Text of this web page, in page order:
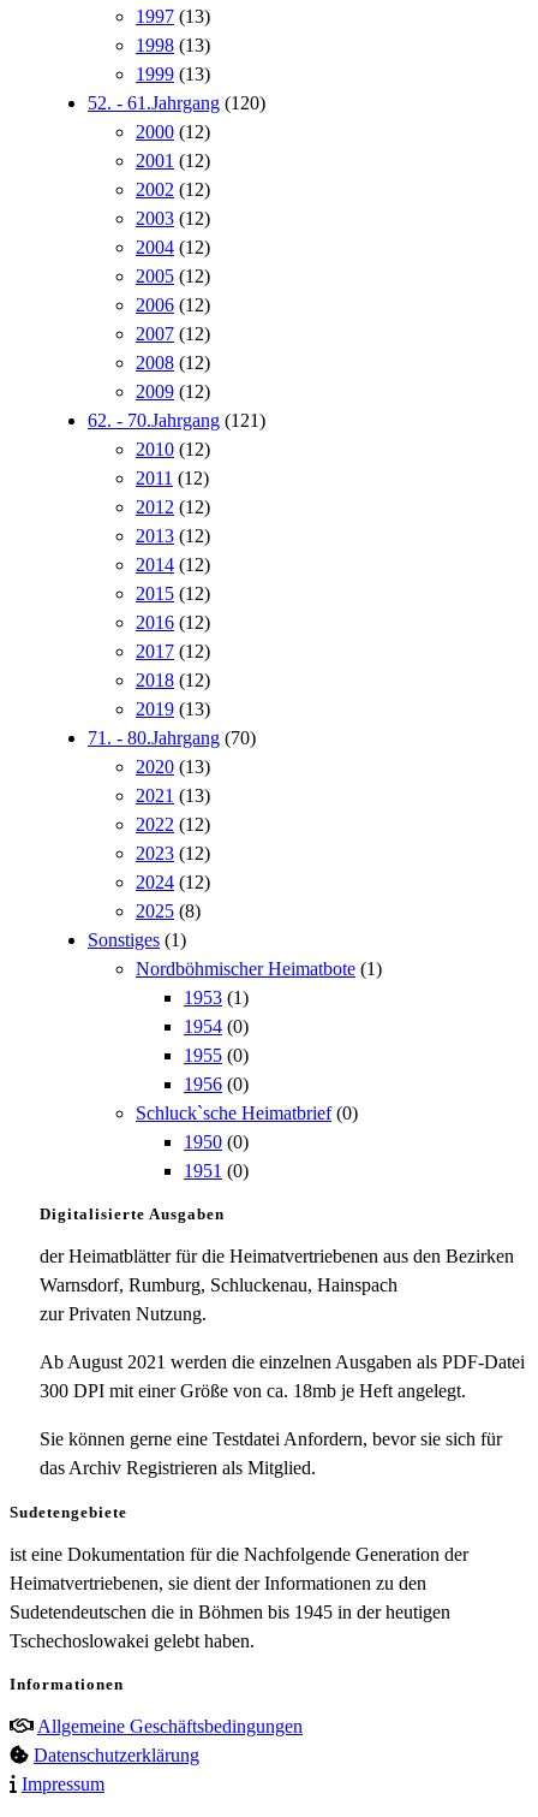
1997 (13)
1998 (13)
1999 (13)
52. - 61.Jahrgang (120)
2000 (12)
2001 (12)
2002 (12)
2003 (12)
2004 (12)
2005 (12)
2006 (12)
2007 (12)
2008 (12)
2009 (12)
62. - 70.Jahrgang (121)
2010 (12)
2011 (12)
2012 (12)
2013 (12)
2014 (12)
2015 (12)
2016 (12)
2017 (12)
2018 (12)
2019 (13)
71. - 80.Jahrgang (70)
2020 (13)
2021 (13)
2022 (12)
2023 (12)
2024 (12)
2025 (8)
Sonstiges (1)
Nordböhmischer Heimatbote (1)
1953 (1)
1954 (0)
1955 (0)
1956 (0)
Schluck`sche Heimatbrief (0)
1950 (0)
1951 (0)
Digitalisierte Ausgaben
der Heimatblätter für die Heimatvertriebenen aus den Bezirken
Warnsdorf, Rumburg, Schluckenau, Hainspach
zur Privaten Nutzung.
Ab August 2021 werden die einzelnen Ausgaben als PDF-Datei
300 DPI mit einer Größe von ca. 18mb je Heft angelegt.
Sie können gerne eine Testdatei Anfordern, bevor sie sich für
das Archiv Registrieren als Mitglied.
Sudetengebiete
ist eine Dokumentation für die Nachfolgende Generation der
Heimatvertriebenen, sie dient der Informationen zu den
Sudetendeutschen die in Böhmen bis 1945 in der heutigen
Tschechoslowakei gelebt haben.
Informationen
Allgemeine Geschäftsbedingungen
Datenschutzerklärung
Impressum